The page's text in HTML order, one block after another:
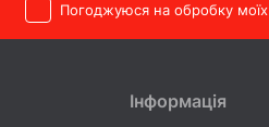
Погоджуюся на обробку моїх
Інформація